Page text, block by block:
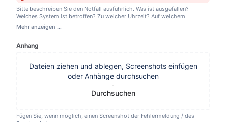
Bitte beschreiben Sie den Notfall ausführlich. Was ist ausgefallen?
Welches System ist betroffen? Zu welcher Uhrzeit? Auf welchem
Browser?
Mehr anzeigen …
Anhang
Dateien ziehen und ablegen, Screenshots einfügen
oder Anhänge durchsuchen
Durchsuchen
Fügen Sie, wenn möglich, einen Screenshot der Fehlermeldung / des